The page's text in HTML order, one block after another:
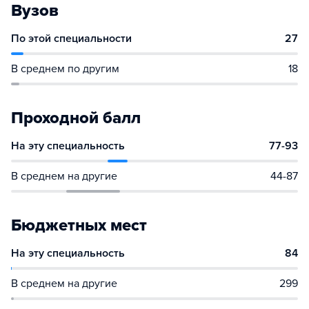
Вузов
По этой специальности 27
В среднем по другим 18
Проходной балл
На эту специальность 77-93
В среднем на другие 44-87
Бюджетных мест
На эту специальность 84
В среднем на другие 299